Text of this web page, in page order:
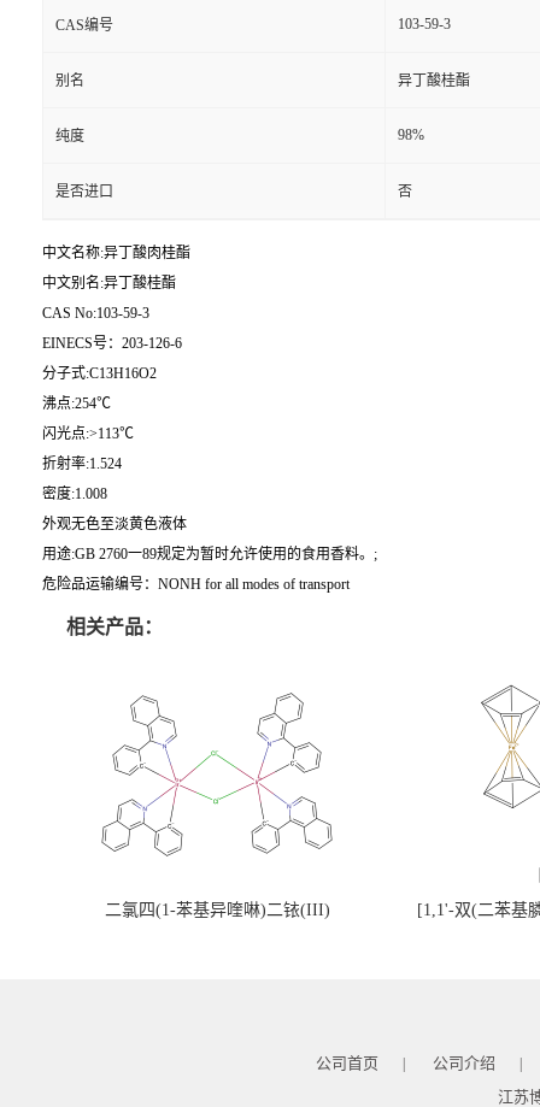
CAS编号 103-59-3
别名 异丁酸桂酯
纯度 98%
是否进口 否
中文名称:异丁酸肉桂酯
中文别名:异丁酸桂酯
CAS No:103-59-3
EINECS号：203-126-6
分子式:C13H16O2
沸点:254℃
闪光点:>113℃
折射率:1.524
密度:1.008
外观无色至淡黄色液体
用途:GB 2760一89规定为暂时允许使用的食用香料。;
危险品运输编号：NONH for all modes of transport
相关产品：
二氯四(1-苯基异喹啉)二铱(III) [1,1'-双(二苯基
公司首页 | 公司介绍 |
江苏